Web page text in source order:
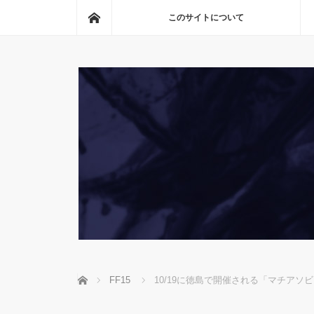
このサイトについて
ホーム FF15 10/19に徳島で開催される「マチアソ